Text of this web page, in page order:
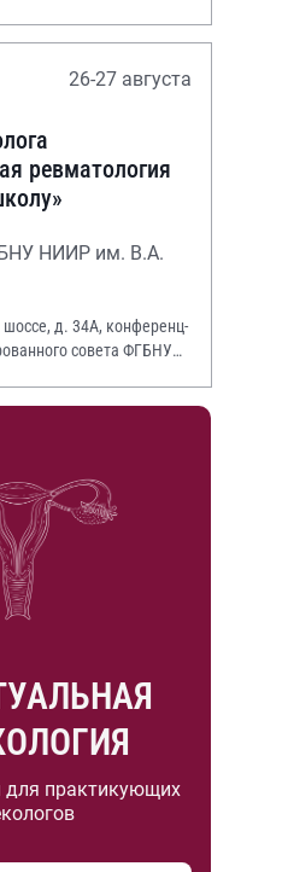
26-27 августа
ревматология
НИИР им. В.А.
д. 34А, конференц-
совета ФГБНУ
для практикующих